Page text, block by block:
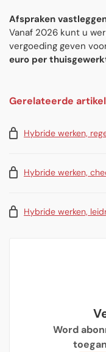
Afspraken
Vanaf 2026 kunt u
vergoeding geven
euro per
Gerelateerde
Hybride werken,
Hybride werken,
Hybride werken,
Word